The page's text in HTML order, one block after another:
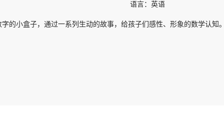
语言： 英语
的小盒子，通过一系列生动的故事，给孩子们感性、形象的数学认知